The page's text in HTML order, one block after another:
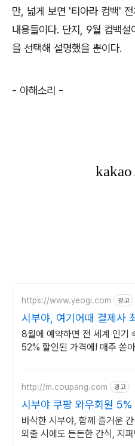
만, 넓게 보면 '티아라 컴백'
내용들이다. 단지, 9월 컴백
을 선택해 설명했을 뿐이다.
- 아해소리 -
https://www.yeogi.com 광고
시부야, 여기어때 결제사
추가할인
8월에 예약하면 전 세계 인기
52% 할인된 가격에! 매주 쏟
http://m.coupang.com 광고
시부야 쿠팡 와우회원 5%
바삭한 시부야, 함께 즐거운
외출 시에도 든든한 간식, 지